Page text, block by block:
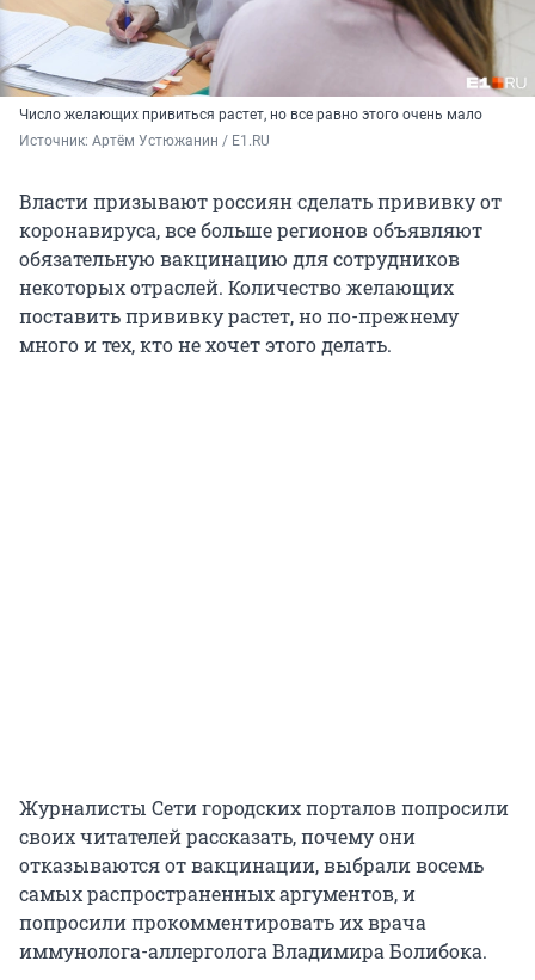
Число желающих привиться растет, но все равно этого очень мало
Источник: Артём Устюжанин / E1.RU
Власти призывают россиян сделать прививку от
коронавируса, все больше регионов объявляют
обязательную вакцинацию для сотрудников
некоторых отраслей. Количество желающих
поставить прививку растет, но по-прежнему
много и тех, кто не хочет этого делать.
Журналисты Сети городских порталов попросили
своих читателей рассказать, почему они
отказываются от вакцинации, выбрали восемь
самых распространенных аргументов, и
попросили прокомментировать их врача
иммунолога-аллерголога Владимира Болибока.